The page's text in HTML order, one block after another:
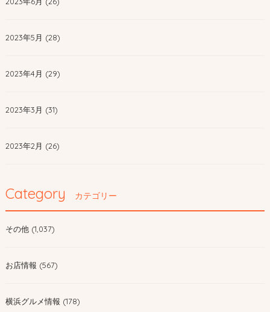
2023年5月 (28)
2023年4月 (29)
2023年3月 (31)
2023年2月 (26)
Category カテゴリー
その他 (1,037)
お店情報 (567)
横浜グルメ情報 (178)